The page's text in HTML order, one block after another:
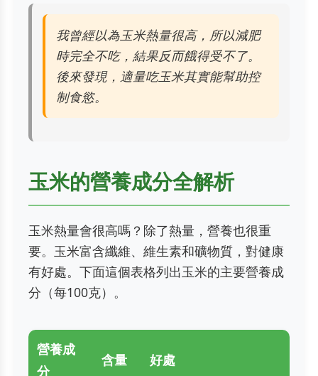
我曾經以為玉米熱量很高，所以減肥
時完全不吃，結果反而餓得受不了。
後來發現，適量吃玉米其實能幫助控
制食慾。
玉米的營養成分全解析
玉米熱量會很高嗎？除了熱量，營養也很重
要。玉米富含纖維、維生素和礦物質，對健康
有好處。下面這個表格列出玉米的主要營養成
分（每100克）。
營養成
分
含量 好處